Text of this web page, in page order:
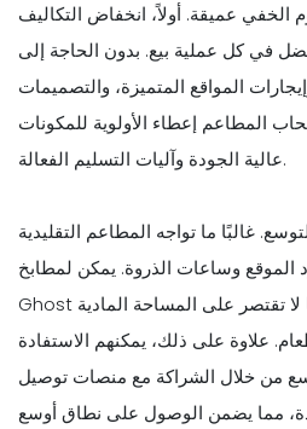
الخفي عميقة. أولاً، انخفاض التكاليف
في كل عملية بيع. بدون الحاجة إلى
المواقع المتميزة، والتصميمات
المطاعم إعطاء الأولوية للمكونات
عالية الجودة وآليات التسليم الفعالة.
غالبًا ما تواجه المطاعم التقليدية
الموقع وساعات الذروة. يمكن لمطابخ
Ghost إصدار الطلبات باستمرار لأنها لا تقتصر على المساحة المادية
علاوة على ذلك، يمكنهم الاستفادة
من خلال الشراكة مع منصات توصيل